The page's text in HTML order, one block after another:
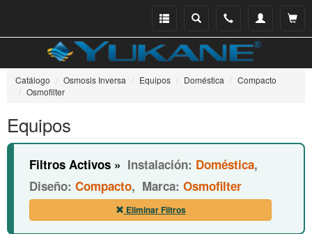
Ver
Mi
Teléfono
Buscar
Menu
Catálogo Osmosis Inversa Equipos Doméstica
Compacto
Osmofilter
Equipos
Filtros Activos » Instalación: Doméstica,
Diseño: Compacto, Marca: Osmofilter
Eliminar Filtros